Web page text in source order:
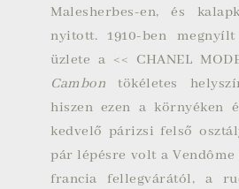
Malesherbes-en, és
nyitott. 1910-ben
üzlete a << CHANEL
Cambon tökéletes
hiszen ezen a környéken
kedvelő párizsi felső
pár lépésre volt a
francia fellegvárától, a